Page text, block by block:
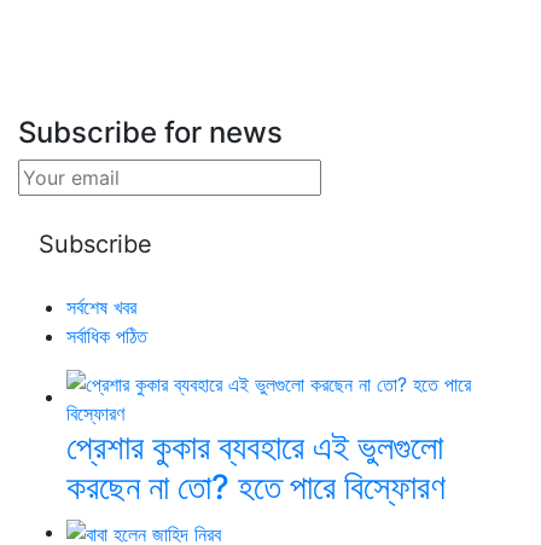
Subscribe for news
সর্বশেষ খবর
সর্বাধিক পঠিত
প্রেশার কুকার ব্যবহারে এই ভুলগুলো
করছেন না তো? হতে পারে বিস্ফোরণ